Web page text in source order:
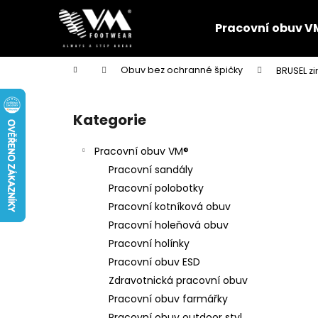
Pracovní obuv
Domů Obuv bez ochranné špičky BRUSEL
Přeskočit
kategorie
Kategorie
Pracovní obuv VM®
Pracovní sandály
Pracovní polobotky
Pracovní kotníková obuv
Pracovní holeňová obuv
Pracovní holínky
Pracovní obuv ESD
Zdravotnická pracovní obuv
Pracovní obuv farmářky
í
Zpět
do
Zpět
do